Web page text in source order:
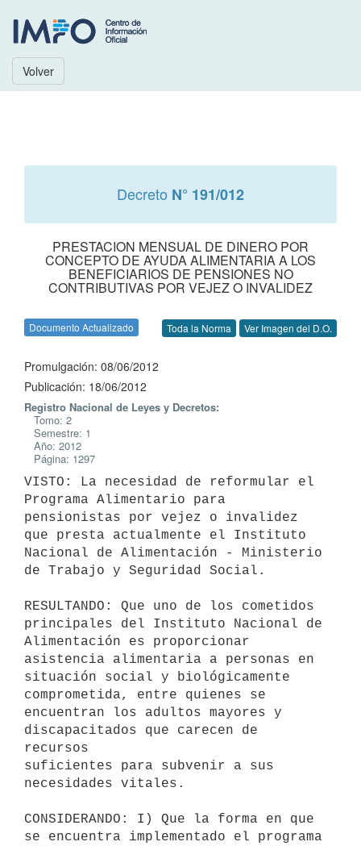
Volver
Decreto N° 191/012
PRESTACION MENSUAL DE DINERO POR
CONCEPTO DE AYUDA ALIMENTARIA A LOS
BENEFICIARIOS DE PENSIONES NO
CONTRIBUTIVAS POR VEJEZ O INVALIDEZ
Documento Actualizado Toda la Norma Ver Imagen del D.O.
Promulgación: 08/06/2012
Publicación: 18/06/2012
Registro Nacional de Leyes y Decretos:
Tomo: 2
Semestre: 1
Año: 2012
Página: 1297
VISTO: La necesidad de reformular el
Programa Alimentario para
pensionistas por vejez o invalidez
que presta actualmente el Instituto
Nacional de Alimentación - Ministerio
de Trabajo y Seguridad Social.
RESULTANDO: Que uno de los cometidos
principales del Instituto Nacional de
Alimentación es proporcionar
asistencia alimentaria a personas en
situación social y biológicamente
comprometida, entre quienes se
encuentran los adultos mayores y
discapacitados que carecen de
recursos
suficientes para subvenir a sus
necesidades vitales.
CONSIDERANDO: I) Que la forma en que
se encuentra implementado el programa